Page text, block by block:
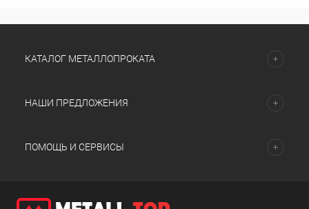
КАТАЛОГ МЕТАЛЛОПРОКАТА
НАШИ ПРЕДЛОЖЕНИЯ
ПОМОЩЬ И СЕРВИСЫ